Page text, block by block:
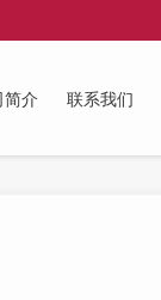
介 联系我们